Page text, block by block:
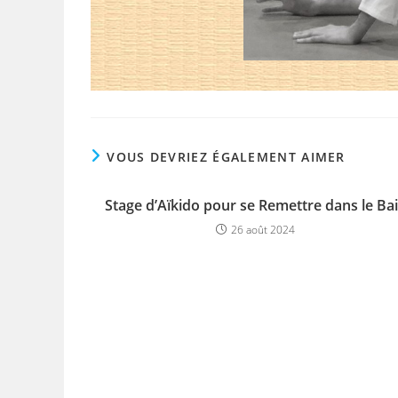
VOUS DEVRIEZ ÉGALEMENT AIMER
Stage d’Aïkido pour se Remettre dans le
26 août 2024